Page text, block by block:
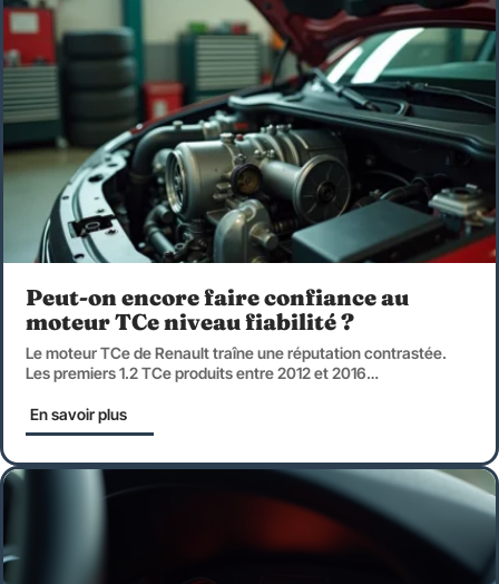
Peut-on encore faire confiance au
moteur TCe niveau fiabilité ?
Le moteur TCe de Renault traîne une réputation contrastée.
Les premiers 1.2 TCe produits entre 2012 et 2016…
En savoir plus